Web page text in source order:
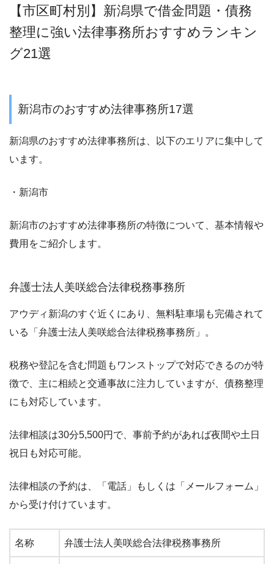
【市区町村別】新潟県で借金問題・債務
整理に強い法律事務所おすすめランキン
グ21選
新潟市のおすすめ法律事務所17選
新潟県のおすすめ法律事務所は、以下のエリアに集中して
います。
・新潟市
新潟市のおすすめ法律事務所の特徴について、基本情報や
費用をご紹介します。
弁護士法人美咲総合法律税務事務所
アウディ新潟のすぐ近くにあり、無料駐車場も完備されて
いる「弁護士法人美咲総合法律税務事務所」。
税務や登記を含む問題もワンストップで対応できるのが特
徴で、主に相続と交通事故に注力していますが、債務整理
にも対応しています。
法律相談は30分5,500円で、事前予約があれば夜間や土日
祝日も対応可能。
法律相談の予約は、「電話」もしくは「メールフォーム」
から受け付けています。
名称 弁護士法人美咲総合法律税務事務所